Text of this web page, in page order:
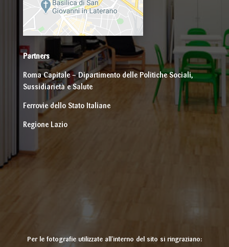
Partners
Roma Capitale – Dipartimento delle Politiche Sociali,
Sussidiarietà e Salute
Ferrovie dello Stato Italiane
Regione Lazio
Per le fotografie utilizzate all’interno del sito si ringraziano: